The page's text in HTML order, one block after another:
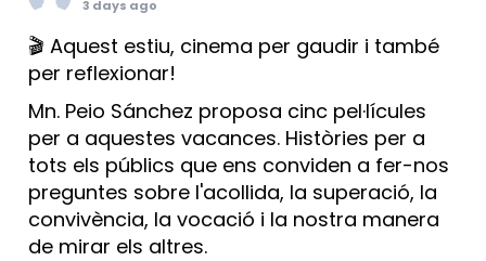
3 days ago
🎬 Aquest estiu, cinema per gaudir i també
per reflexionar!
Mn. Peio Sánchez proposa cinc pel·lícules
per a aquestes vacances. Històries per a
tots els públics que ens conviden a fer-nos
preguntes sobre l'acollida, la superació, la
convivència, la vocació i la nostra manera
de mirar els altres.